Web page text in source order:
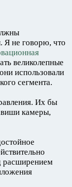
Я не говорю, что
великолепные
использовали
сегмента.
Их бы
камеры,
расширением